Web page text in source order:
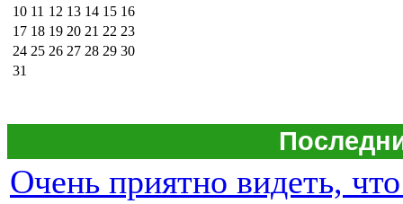
10 11 12 13 14 15 16
17 18 19 20 21 22 23
24 25 26 27 28 29 30
31
Очень приятно видеть,